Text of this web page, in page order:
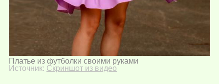
Платье из футболки своими руками
Источник: Скриншот из видео